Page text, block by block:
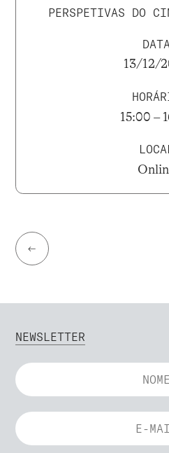
PERSPETIVAS DO
DATA
13/12/
15:00 –
←
NEWSLETTER